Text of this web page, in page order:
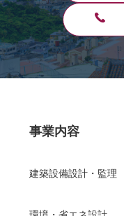
事業内容
建築設備設計・監理